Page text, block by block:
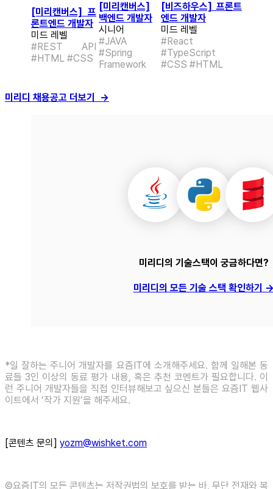
[미리캔버스] 프
론트엔드 개발자
미드 레벨
#REST API
#HTML #CSS
[미리캔버스]
백엔드 개발자
시니어
#JAVA
#Spring
Framework
[비즈하우스] 프론트
엔드 개발자
미드 레벨
#React
#TypeScript
#CSS #HTML
미리디 채용공고 더보기 →
미리디의 기술스택이 궁금하다면?
미리디의 모든 기술 스택 확인하기
*일 잘하는 주니어 개발자를 요즘IT에 소개해주세요. 함께 일해본 동
료들 3인 이상의 동료 평가 내용, 혹은 추천 코멘트가 필요합니다. 이
런 주니어 개발자들을 직접 인터뷰해보고 싶으신 분들은 요즘IT 웹사
이트에서 ‘작가 지원’을 해주세요.
[콘텐츠 문의] yozm@wishket.com
©️요즘IT의 모든 콘텐츠는 저작권법의 보호를 받는 바, 무단 전재와 복